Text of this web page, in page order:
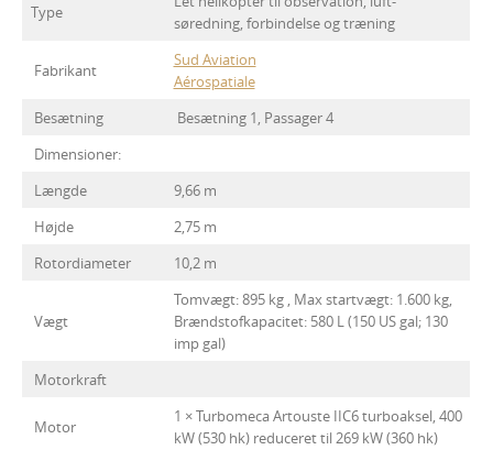
Type
søredning, forbindelse og træning
Fabrikant
Sud Aviation
Aérospatiale
Besætning
Besætning 1, Passager 4
Dimensioner:
Længde
9,66 m
Højde
2,75 m
Rotordiameter
10,2 m
Vægt
Tomvægt: 895 kg , Max startvægt: 1.600 kg,
Brændstofkapacitet: 580 L (150 US gal; 130
imp gal)
Motorkraft
Motor
1 × Turbomeca Artouste IIC6 turboaksel, 400
kW (530 hk) reduceret til 269 kW (360 hk)